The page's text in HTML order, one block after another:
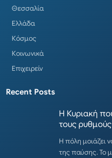
Θεσσαλία
Ελλάδα
Κόσμος
Κοινωνικά
Επιχειρείν
Recent Posts
Η Κυριακή
τους ρυθμούς
Η πόλη μοιάζει
της παύσης. Το